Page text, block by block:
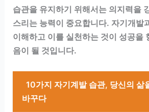
습관을 유지하기 위해서는 의지력을
스리는 능력이 중요합니다. 자기개발
이해하고 이를 실천하는 것이 성공을
음이 될 것입니다.
10가지 자기계발 습관, 당신의 삶
바꾸다